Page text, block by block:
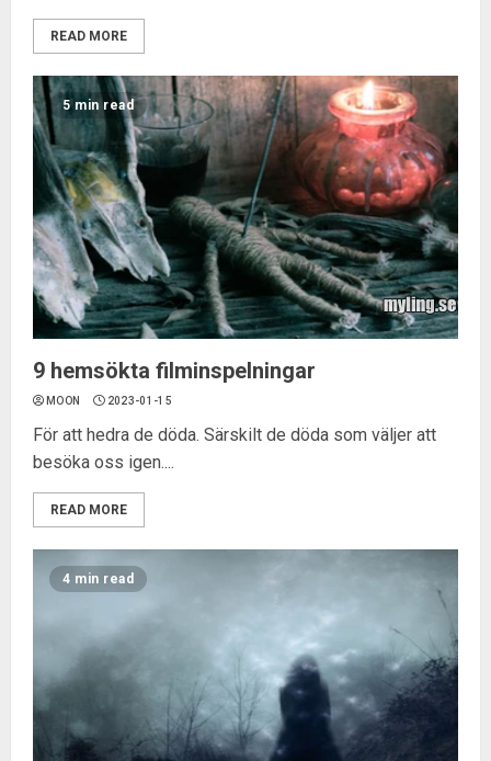
READ MORE
5 min read
9 hemsökta filminspelningar
MOON 2023-01-15
För att hedra de döda. Särskilt de döda som väljer att
besöka oss igen....
READ MORE
4 min read